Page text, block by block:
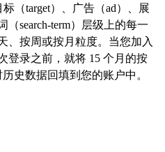
（target）、广告（ad）、展
（search-term）层级上的每一
、按周或按月粒度。当您加入
登录之前，就将 15 个月的按
史数据回填到您的账户中。